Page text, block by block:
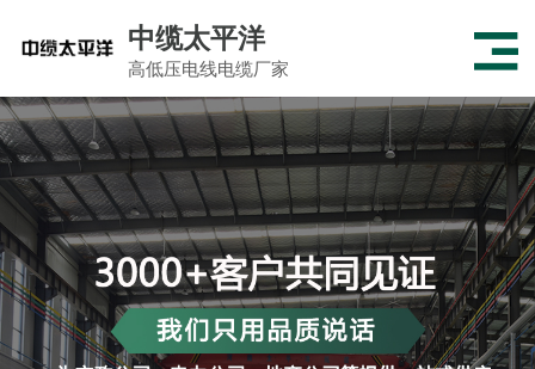
中缆太平洋
高低压电线电缆厂家